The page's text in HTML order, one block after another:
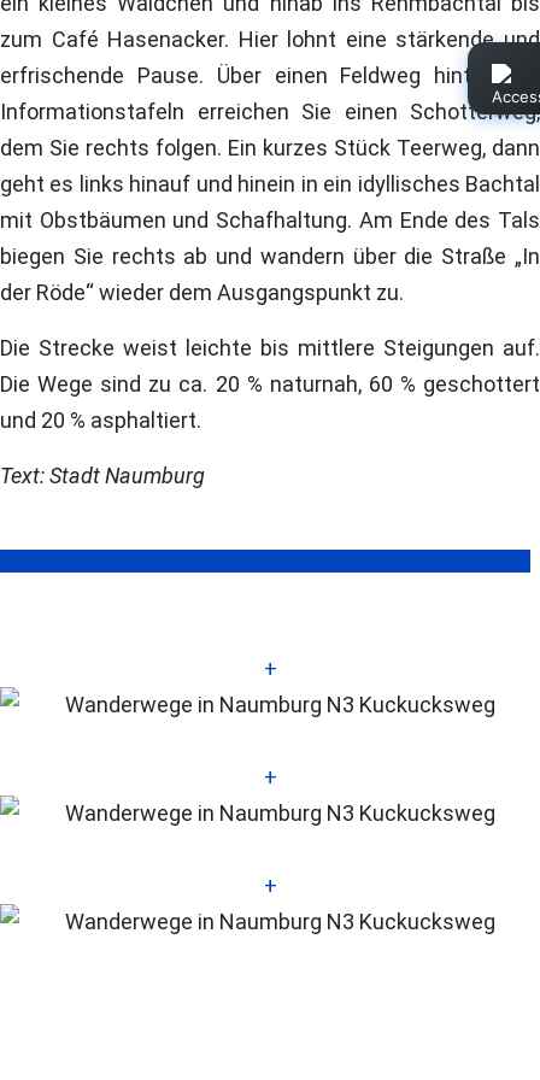
zum Café Hasenacker. Hier lohnt eine stärkende und
erfrischende Pause. Über einen Feldweg hinter den
Informationstafeln erreichen Sie einen Schotterweg,
dem Sie rechts folgen. Ein kurzes Stück Teerweg, dann
geht es links hinauf und hinein in ein idyllisches Bachtal
mit Obstbäumen und Schafhaltung. Am Ende des Tals
biegen Sie rechts ab und wandern über die Straße „In
der Röde“ wieder dem Ausgangspunkt zu.
Die Strecke weist leichte bis mittlere Steigungen auf.
Die Wege sind zu ca. 20 % naturnah, 60 % geschottert
und 20 % asphaltiert.
Text: Stadt Naumburg
+
+
+